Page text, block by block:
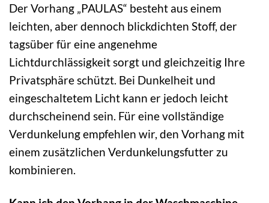
Der Vorhang „PAULAS“ besteht aus einem
leichten, aber dennoch blickdichten Stoff, der
tagsüber für eine angenehme
Lichtdurchlässigkeit sorgt und gleichzeitig Ihre
Privatsphäre schützt. Bei Dunkelheit und
eingeschaltetem Licht kann er jedoch leicht
durchscheinend sein. Für eine vollständige
Verdunkelung empfehlen wir, den Vorhang mit
einem zusätzlichen Verdunkelungsfutter zu
kombinieren.